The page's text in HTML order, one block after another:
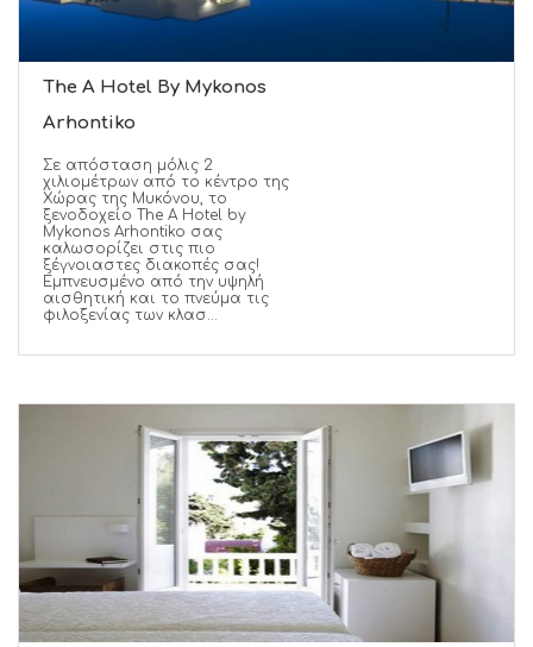
The A Hotel By Mykonos
Arhontiko
Σε απόσταση μόλις 2
χιλιομέτρων από το κέντρο της
Χώρας της Μυκόνου, το
ξενοδοχείο The A Hotel by
Mykonos Arhontiko σας
καλωσορίζει στις πιο
ξέγνοιαστες διακοπές σας!
Εμπνευσμένο από την υψηλή
αισθητική και το πνεύμα τις
φιλοξενίας των κλασ...